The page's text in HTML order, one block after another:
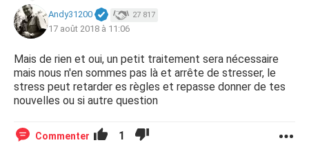
Andy31200 27 817
17 août 2018 à 11:06
Mais de rien et oui, un petit traitement sera nécessaire
mais nous n'en sommes pas là et arrête de stresser, le
stress peut retarder es règles et repasse donner de tes
nouvelles ou si autre question
Commenter 1